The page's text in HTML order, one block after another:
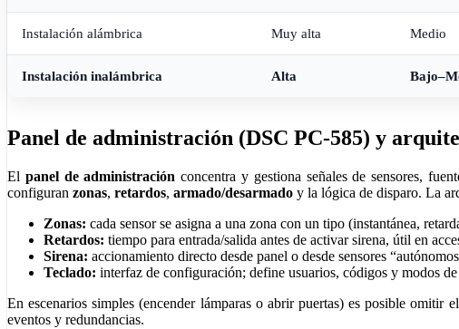
Instalación alámbrica Muy alta Medio
Instalación inalámbrica Alta
Panel de administración (DSC PC‑585) y
El panel de administración concentra y gestiona señales de sensores,
configuran zonas, retardos, armado/desarmado y la lógica de disparo. La
Zonas: cada sensor se asigna a una zona con un tipo (instantánea,
Retardos: tiempo para entrada/salida antes de activar sirena, útil en
Sirena: accionamiento directo desde panel o desde sensores
Teclado: interfaz de configuración; define usuarios, códigos y modos de
En escenarios simples (encender lámparas o abrir puertas) es posible
eventos y redundancias.